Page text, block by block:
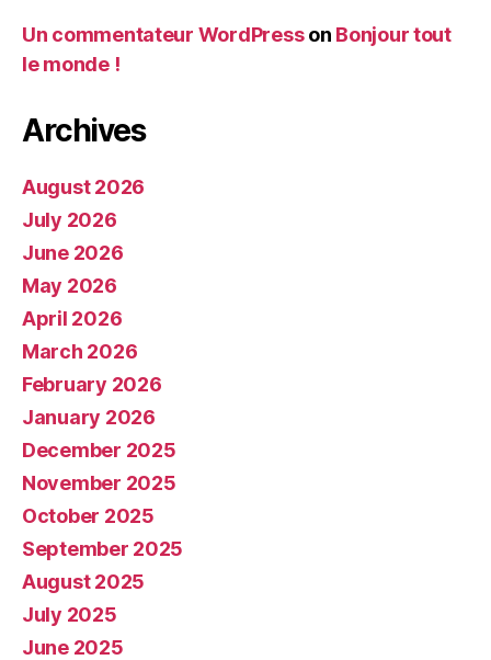
Un commentateur WordPresson Bonjour tout
le monde !
Archives
August 2026
July 2026
June 2026
May 2026
April 2026
March 2026
February 2026
January 2026
December 2025
November 2025
October 2025
September 2025
August 2025
July 2025
June 2025